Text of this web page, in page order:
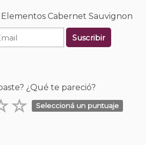
Cabernet Sauvignon
Suscribir
¿Qué te pareció?
Seleccioná un puntuaje